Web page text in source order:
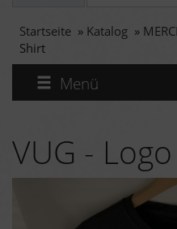
Startseite » Katalog »
Shirt
Menü
VUG -